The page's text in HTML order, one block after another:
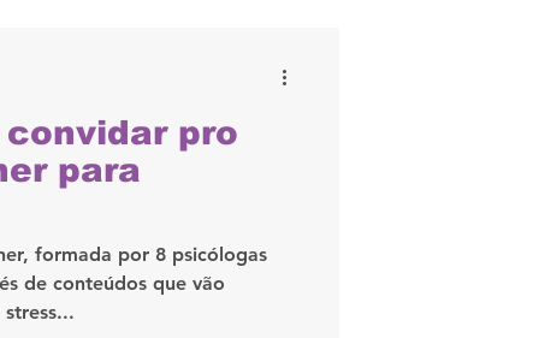
pro
para
formada por 8 psicólogas
de conteúdos que vão